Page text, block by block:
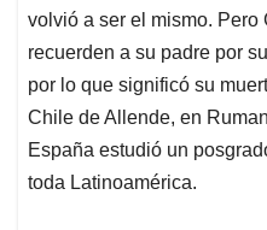
volvió a ser el mismo. Pero
recuerden a su padre por
por lo que significó su
Chile de Allende, en
España estudió un
toda Latinoamérica.